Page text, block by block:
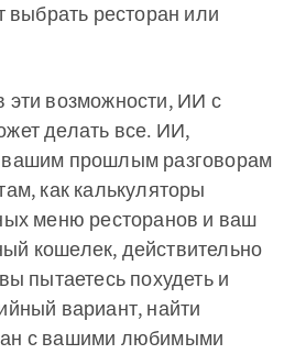
выбрать ресторан или
эти возможности, ИИ с
делать все. ИИ,
прошлым разговорам
как калькуляторы
меню ресторанов и ваш
кошелек, действительно
пытаетесь похудеть и
вариант, найти
с вашими любимыми